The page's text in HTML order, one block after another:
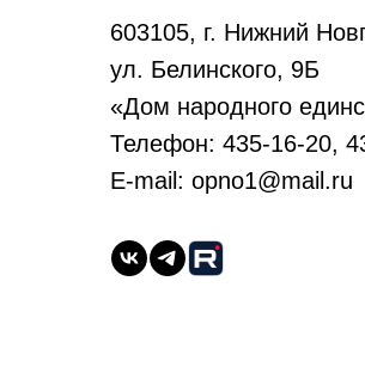
603105, г. Нижний
ул. Белинского, 9Б
«Дом народного
Телефон: 435-16-20,
E-mail: opno1@mail.ru